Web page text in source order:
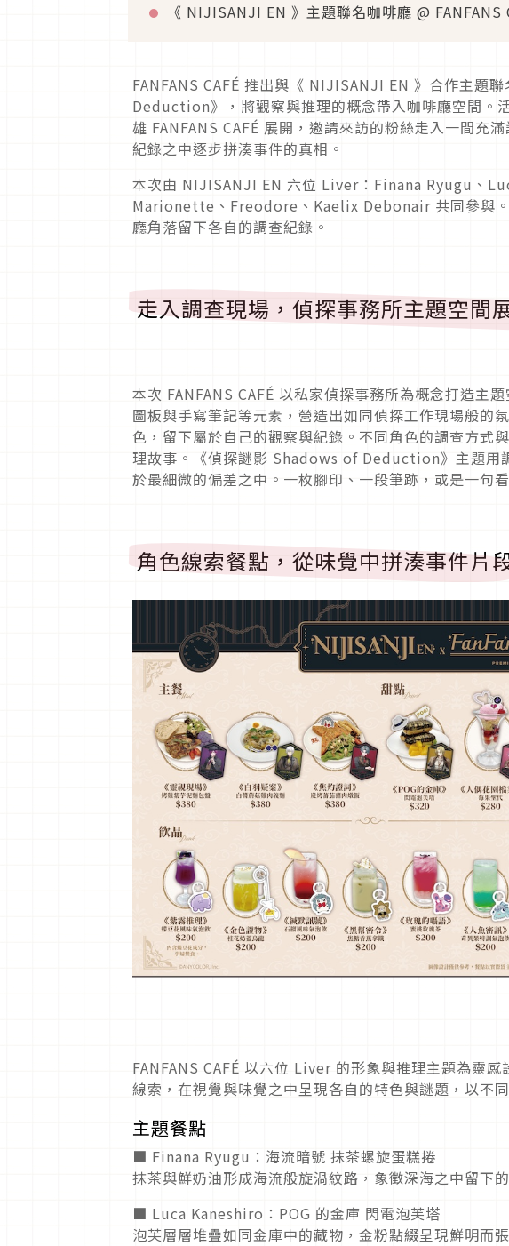
《 NIJISANJI EN 》主題聯名咖啡廳 @ FANFANS
FANFANS CAFÉ 推出與《 NIJISANJI EN 》合作主題
Deduction》，將觀察與推理的概念帶入咖啡廳空間。
雄 FANFANS CAFÉ 展開，邀請來訪的粉絲走入一間充
紀錄之中逐步拼湊事件的真相。
本次由 NIJISANJI EN 六位 Liver：Finana Ryugu、
Marionette、Freodore、Kaelix Debonair 共同參與。
廳角落留下各自的調查紀錄。
走入調查現場，偵探事務所主題空間
本次 FANFANS CAFÉ 以私家偵探事務所為概念打造主
圖板與手寫筆記等元素，營造出如同偵探工作現場般的
色，留下屬於自己的觀察與紀錄。不同角色的調查方式
理故事。《偵探謎影 Shadows of Deduction》主題用
於最細微的偏差之中。一枚腳印、一段筆跡，或是一句
角色線索餐點，從味覺中拼湊事件片
FANFANS CAFÉ 以六位 Liver 的形象與推理主題為靈
線索，在視覺與味覺之中呈現各自的特色與謎題，以不
主題餐點
■ Finana Ryugu：海流暗號 抹茶螺旋蛋糕捲
抹茶與鮮奶油形成海流般旋渦紋路，象徵深海之中留下
■ Luca Kaneshiro：POG 的金庫 閃電泡芙塔
泡芙層層堆疊如同金庫中的藏物，金粉點綴呈現鮮明而